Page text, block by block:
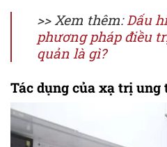
>> Xem thêm:Dấu
phương pháp điều
quản là gì?
Tác dụng của xạ trị